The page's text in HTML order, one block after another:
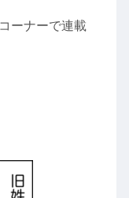
ーナーで連載